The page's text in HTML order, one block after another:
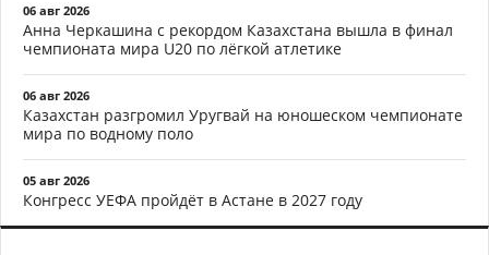
06 авг 2026
Анна Черкашина с рекордом Казахстана вышла в финал
чемпионата мира U20 по лёгкой атлетике
06 авг 2026
Казахстан разгромил Уругвай на юношеском чемпионате
мира по водному поло
05 авг 2026
Конгресс УЕФА пройдёт в Астане в 2027 году